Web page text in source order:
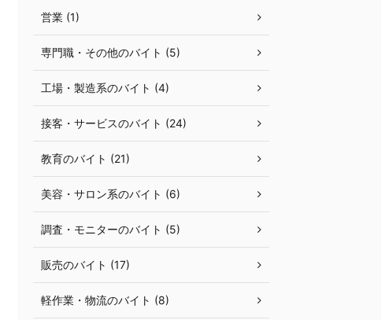
営業 (1)
専門職・その他のバイト (5)
工場・製造系のバイト (4)
接客・サービスのバイト (24)
教育のバイト (21)
美容・サロン系のバイト (6)
調査・モニターのバイト (5)
販売のバイト (17)
軽作業・物流のバイト (8)